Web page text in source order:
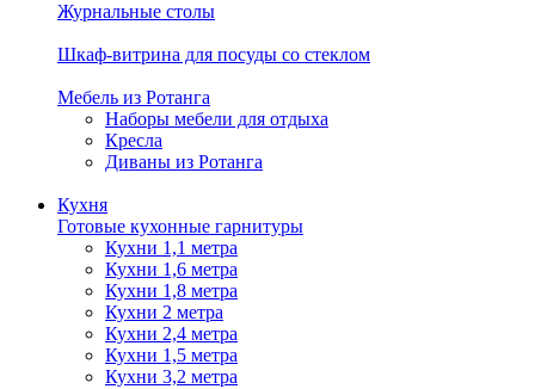
Журнальные столы
Шкаф-витрина для посуды со стеклом
Мебель из Ротанга
Наборы мебели для отдыха
Кресла
Диваны из Ротанга
Кухня
Готовые кухонные гарнитуры
Кухни 1,1 метра
Кухни 1,6 метра
Кухни 1,8 метра
Кухни 2 метра
Кухни 2,4 метра
Кухни 1,5 метра
Кухни 3,2 метра